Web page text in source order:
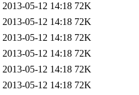
2013-05-12 14:18 72K
2013-05-12 14:18 72K
2013-05-12 14:18 72K
2013-05-12 14:18 72K
2013-05-12 14:18 72K
2013-05-12 14:18 72K